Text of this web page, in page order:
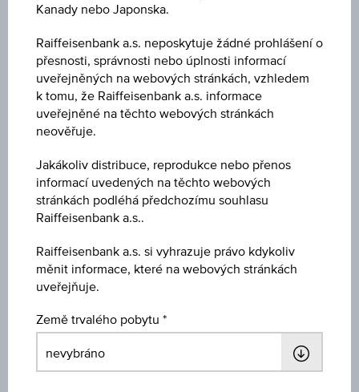
Tržní data
ISIN
LU2081629771
UBS (LUX) INVESTMENT SICAV - CHINA A
OPPORTUNITY (USD) - K1 ACC
Měna
Typ produktu
Kanady nebo Japonska.
Raiffeisenbank a.s. neposkytuje žádné prohlášení o
přesnosti, správnosti nebo úplnosti informací
uveřejněných na webových stránkách, vzhledem
k tomu, že Raiffeisenbank a.s. informace
uveřejněné na těchto webových stránkách
neověřuje.
Jakákoliv distribuce, reprodukce nebo přenos
informací uvedených na těchto webových
stránkách podléhá předchozímu souhlasu
Raiffeisenbank a.s..
Raiffeisenbank a.s. si vyhrazuje právo kdykoliv
měnit informace, které na webových stránkách
uveřejňuje.
Země trvalého pobytu